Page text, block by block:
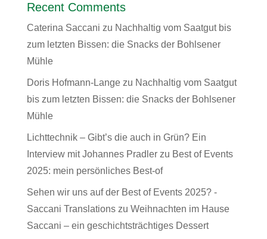
Recent Comments
Caterina Saccani zu Nachhaltig vom Saatgut bis
zum letzten Bissen: die Snacks der Bohlsener
Mühle
Doris Hofmann-Langezu Nachhaltig vom Saatgut
bis zum letzten Bissen: die Snacks der Bohlsener
Mühle
Lichttechnik – Gibt’s die auch in Grün? Ein
Interview mit Johannes Pradlerzu Best of Events
2025: mein persönliches Best-of
Sehen wir uns auf der Best of Events 2025? -
Saccani Translationszu Weihnachten im Hause
Saccani – ein geschichtsträchtiges Dessert